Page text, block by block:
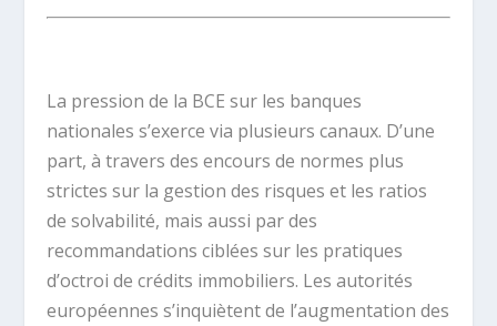
La pression de la BCE sur les banques
nationales s’exerce via plusieurs canaux. D’une
part, à travers des encours de normes plus
strictes sur la gestion des risques et les ratios
de solvabilité, mais aussi par des
recommandations ciblées sur les pratiques
d’octroi de crédits immobiliers. Les autorités
européennes s’inquiètent de l’augmentation des